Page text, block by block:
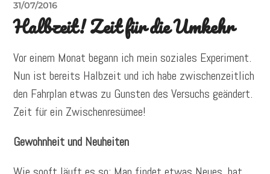
31/07/2016
Halbzeit! Zeit für die Umkehr
Vor einem Monat begann ich mein soziales Experiment.
Nun ist bereits Halbzeit und ich habe zwischenzeitlich
den Fahrplan etwas zu Gunsten des Versuchs geändert.
Zeit für ein Zwischenresümee!
Gewohnheit und Neuheiten